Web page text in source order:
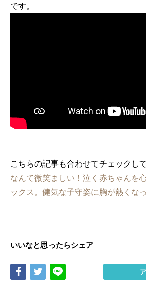
です。
こちらの記事も合わせてチェックし
なんて微笑ましい！泣く赤ちゃんを
ックス。健気な子守姿に胸が熱くな
いいなと思ったらシェア
Share Tweet